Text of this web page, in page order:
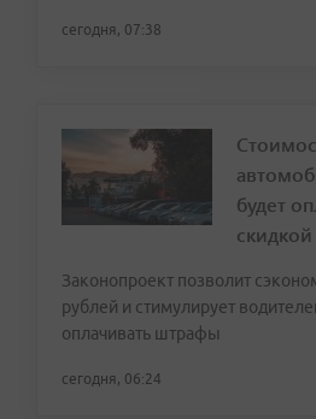
сегодня, 07:38
будет
скидкой
Законопроект позволит
рублей и стимулирует
оплачивать штрафы
сегодня, 06:24